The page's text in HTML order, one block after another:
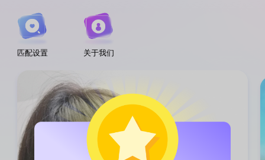
匹配设置 关于我们